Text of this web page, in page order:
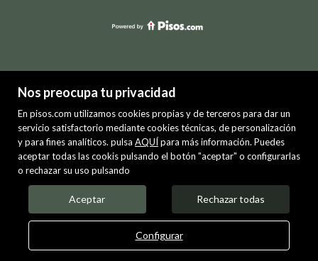
Nos preocupa tu privacidad
En pisos.com utilizamos cookies propias y de terceros para dar un
servicio satisfactorio mediante cookies técnicas, de personalización
y para fines analíticos. pulsa AQUÍ para más información. Puedes
aceptar todas las cookis pulsando el botón "aceptar" o configurarlas
o rechazar su uso pulsando
Aceptar Rechazar todas
Configurar
PREMIUM
VENTA ALQUILER